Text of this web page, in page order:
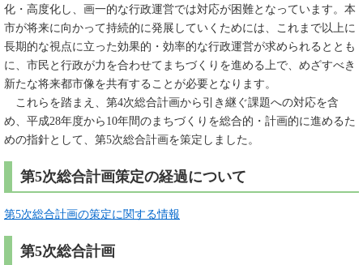
化・高度化し、画一的な行政運営では対応が困難となっています。本
市が将来に向かって持続的に発展していくためには、これまで以上に
長期的な視点に立った効果的・効率的な行政運営が求められるととも
に、市民と行政が力を合わせてまちづくりを進める上で、めざすべき
新たな将来都市像を共有することが必要となります。
これらを踏まえ、第4次総合計画から引き継ぐ課題への対応を含
め、平成28年度から10年間のまちづくりを総合的・計画的に進めるた
めの指針として、第5次総合計画を策定しました。
第5次総合計画策定の経過について
第5次総合計画の策定に関する情報
第5次総合計画